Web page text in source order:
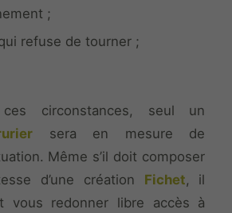
;
refuse de tourner ;
circonstances, seul un
sera en mesure de
Même s’il doit composer
d’une création Fichet, il
vous redonner libre accès à